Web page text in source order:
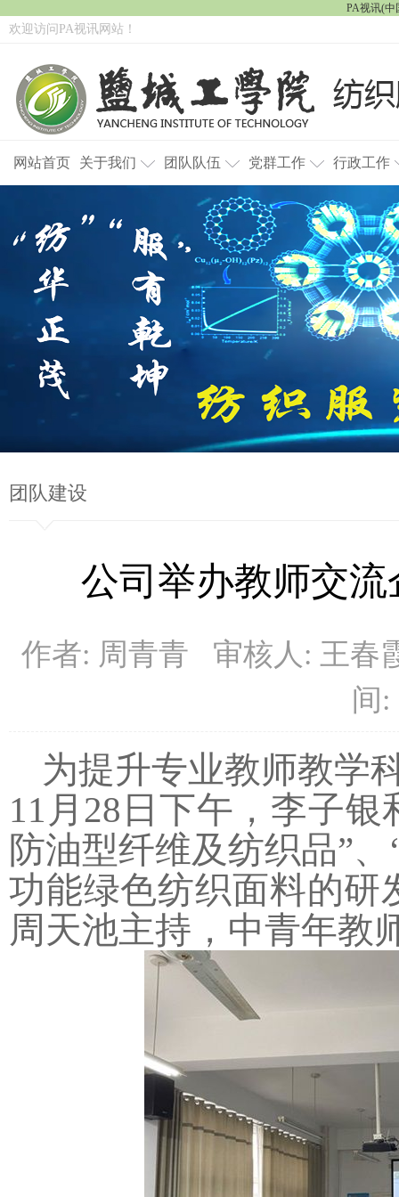
PA视讯(中
欢迎访问PA视讯网站！
网站首页 关于我们 团队队伍 党群工作 行政工作
团队建设
公司举办教师交
作者: 周青青 审核人: 王
间:
为提升专业教师教学
11月28 日下午，李子
防油型纤维及纺织品”、
功能绿色纺织面料的研
周天池主持，中青年教